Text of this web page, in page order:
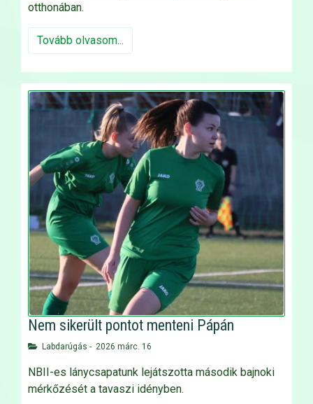
otthonában.
Tovább olvasom...
Nem sikerült pontot menteni Pápán
Labdarúgás - 2026 márc. 16
NBII-es lánycsapatunk lejátszotta második bajnoki
mérkőzését a tavaszi idényben.